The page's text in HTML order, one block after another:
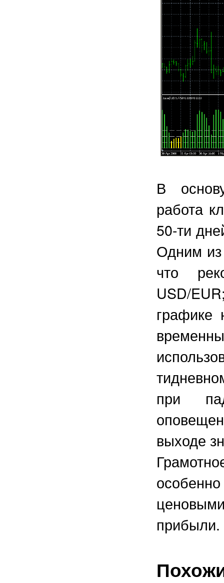
В
работа
50-ти
Одним из
что
USD/
графике
при
выходе
прибыли.